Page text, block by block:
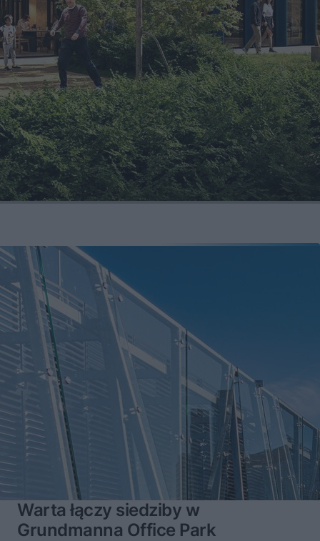
Warta łączy siedziby w
Grundmanna Office Park